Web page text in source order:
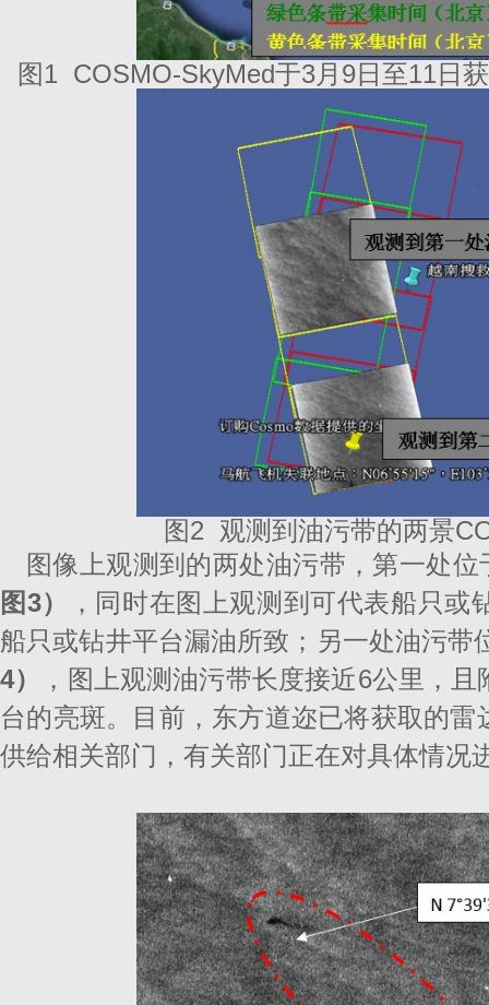
图1 COSMO-SkyMed于3月9日至11日
图2 观测到油污带的两景
图像上观测到的两处油污带，第一处
图3）
，同时在图上观测到可代表船只
船只或钻井平台漏油所致；另一处油污带
4）
，图上观测油污带长度接近6公里，
台的亮斑。目前，东方道迩已将获取的
供给相关部门，有关部门正在对具体情况